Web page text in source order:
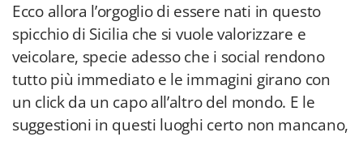
Ecco allora l’orgoglio di essere nati in questo
spicchio di Sicilia che si vuole valorizzare e
veicolare, specie adesso che i social rendono
tutto più immediato e le immagini girano con
un click da un capo all’altro del mondo. E le
suggestioni in questi luoghi certo non mancano,